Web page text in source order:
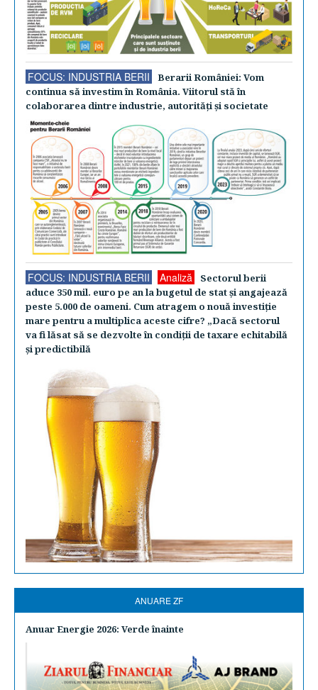
FOCUS: INDUSTRIA BERII
Berarii României: Vom
continua să investim în România. Viitorul stă în
colaborarea dintre industrie, autorităţi şi societate
FOCUS: INDUSTRIA BERII Analiză
Sectorul berii
aduce 350 mil. euro pe an la bugetul de stat şi angajează
peste 5.000 de oameni. Cum atragem o nouă investiţie
mare pentru a multiplica aceste cifre? „Dacă sectorul
va fi lăsat să se dezvolte în condiţii de taxare echitabilă
şi predictibilă
ANUARE ZF
Anuar Energie 2026: Verde înainte